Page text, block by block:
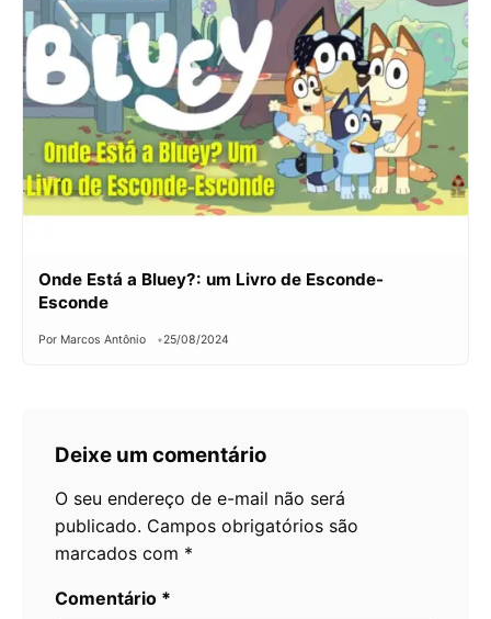
Onde Está a Bluey?: um Livro de Esconde-
Esconde
Por Marcos Antônio 25/08/2024
Deixe um comentário
O seu endereço de e-mail não será
publicado. Campos obrigatórios são
marcados com *
Comentário *